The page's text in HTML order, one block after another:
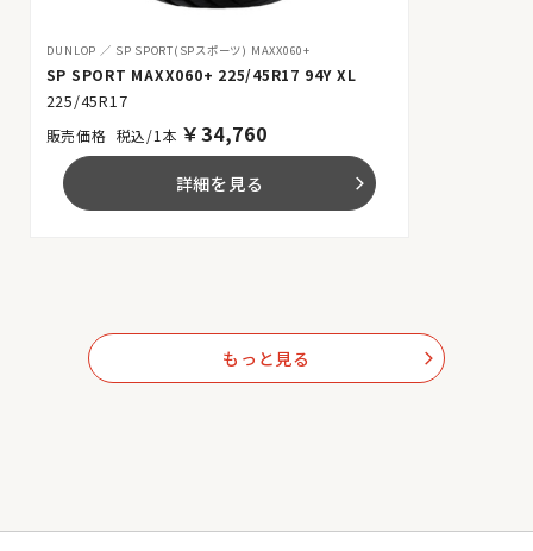
DUNLOP SP SPORT(SPスポーツ) MAXX060+
SP SPORT MAXX060+ 225/45R17 94Y XL
225/45R17
税込/1本 ￥34,760
詳細を見る arrow_forward_ios
もっと見る arrow_forward_ios